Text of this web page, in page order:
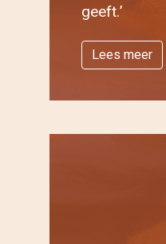
geeft.’
Lees meer